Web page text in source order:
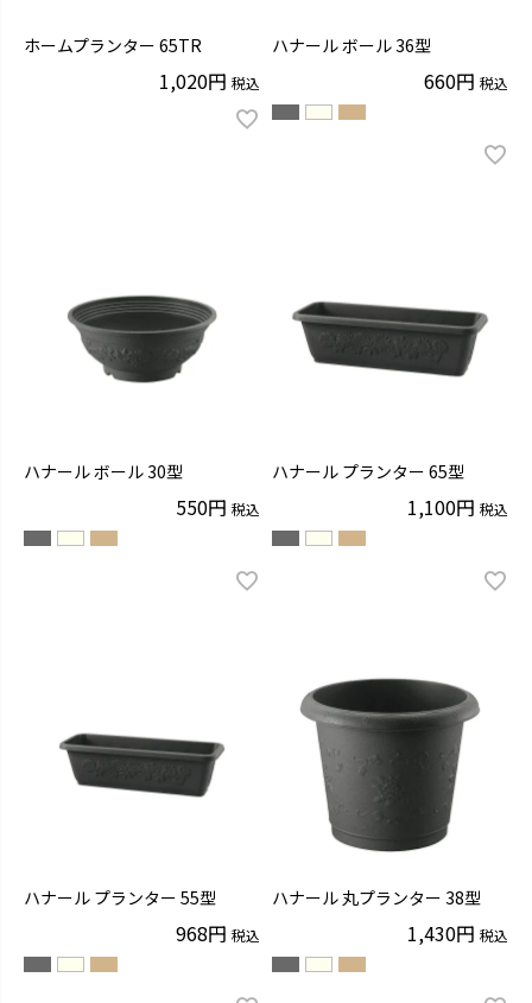
ホームプランター 65TR
1,020 税込
ハナール ボール 36型
660 税込
ハナール ボール 30型
550 税込
ハナール プランター 65型
1,100 税込
ハナール プランター 55型
968 税込
ハナール 丸プランター 38型
1,430 税込